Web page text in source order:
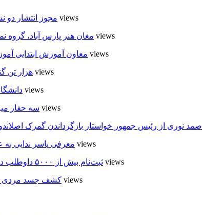
مجوز انتشار دو 8 views
مغان هنر پارس آباد، گروه 6 views
معاون آموزش ابتدایی 5 views
۸۰ هزار 4 views
4 views
سه حفار 4 views
صمد نوری از رئیس جمهور خواستار بازگرداندن گمرک
معرفی یاسر ندایی به 4 views
ثبت‌نام بیش از ۵۰۰۰ داوطلب در انتخابات شوراهای روستا در اردبیل 4 views
کشف جسد مردی 4 views